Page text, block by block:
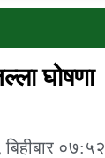
घोषणा
०७:५२